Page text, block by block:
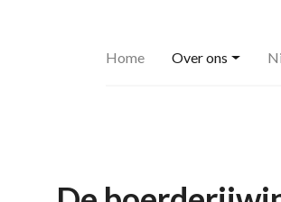
Home Over ons